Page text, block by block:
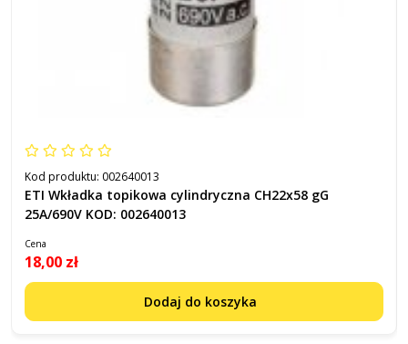
Kod produktu: 002640013
ETI Wkładka topikowa cylindryczna CH22x58 gG
25A/690V KOD: 002640013
Cena
18,00 zł
Dodaj do koszyka